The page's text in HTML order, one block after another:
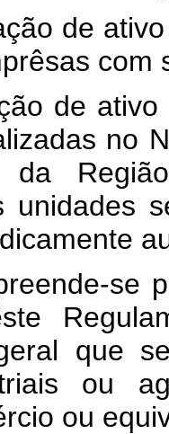
de ativo
com
ativo
no
unidades
se por
que
ou
ou